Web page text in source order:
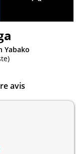
Yabako
avis